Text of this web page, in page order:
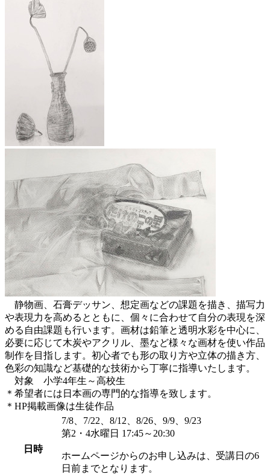
静物画、石膏デッサン、想定画などの課題を描き、描写力
や表現力を高めるとともに、個々に合わせて自分の表現を深
める自由課題も行います。画材は鉛筆と透明水彩を中心に、
必要に応じて木炭やアクリル、墨など様々な画材を使い作品
制作を目指します。初心者でも形の取り方や立体の描き方、
色彩の知識など基礎的な技術から丁寧に指導いたします。
対象 小学4年生～高校生
＊希望者には日本画の専門的な指導を致します。
＊HP掲載画像は生徒作品
日時
7/8、7/22、8/12、8/26、9/9、9/23
第2・4水曜日 17:45～20:30
ホームページからのお申し込みは、受講日の6
日前までとなります。